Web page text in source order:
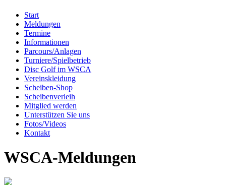
Start
Meldungen
Termine
Informationen
Parcours/Anlagen
Turniere/Spielbetrieb
Disc Golf im WSCA
Vereinskleidung
Scheiben-Shop
Scheibenverleih
Mitglied werden
Unterstützen Sie uns
Fotos/Videos
Kontakt
WSCA-Meldungen